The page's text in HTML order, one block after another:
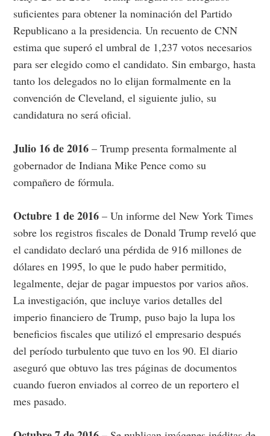
suficientes para obtener la nominación del Partido
Republicano a la presidencia. Un recuento de CNN
estima que superó el umbral de 1,237 votos necesarios
para ser elegido como el candidato. Sin embargo, hasta
tanto los delegados no lo elijan formalmente en la
convención de Cleveland, el siguiente julio, su
candidatura no será oficial.
Julio 16 de 2016 – Trump presenta formalmente al
gobernador de Indiana Mike Pence como su
compañero de fórmula.
Octubre 1 de 2016 – Un informe del New York Times
sobre los registros fiscales de Donald Trump reveló que
el candidato declaró una pérdida de 916 millones de
dólares en 1995, lo que le pudo haber permitido,
legalmente, dejar de pagar impuestos por varios años.
La investigación, que incluye varios detalles del
imperio financiero de Trump, puso bajo la lupa los
beneficios fiscales que utilizó el empresario después
del período turbulento que tuvo en los 90. El diario
aseguró que obtuvo las tres páginas de documentos
cuando fueron enviados al correo de un reportero el
mes pasado.